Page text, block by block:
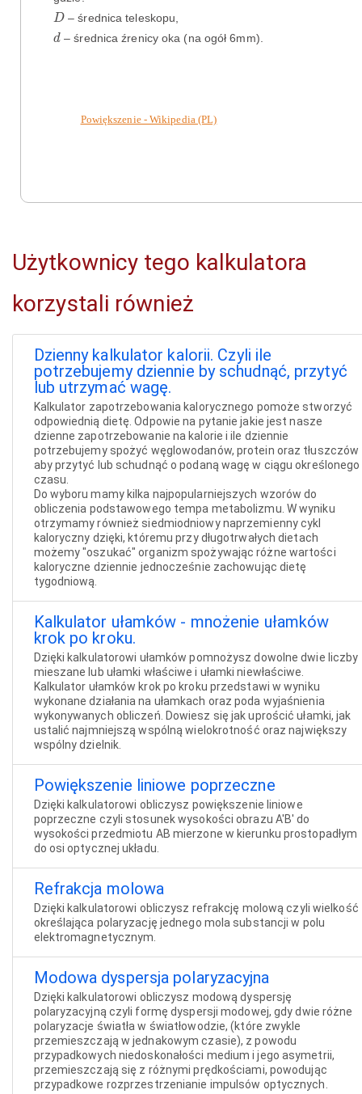
D
D – średnica teleskopu,
d
d – średnica źrenicy oka (na ogół 6mm).
Powiększenie - Wikipedia (PL)
Użytkownicy tego kalkulatora
korzystali również
Dzienny kalkulator kalorii. Czyli ile
potrzebujemy dziennie by schudnąć, przytyć
lub utrzymać wagę.
Kalkulator zapotrzebowania kalorycznego pomoże stworzyć
odpowiednią dietę. Odpowie na pytanie jakie jest nasze
dzienne zapotrzebowanie na kalorie i ile dziennie
potrzebujemy spożyć węglowodanów, protein oraz tłuszczów
aby przytyć lub schudnąć o podaną wagę w ciągu określonego
czasu.
Do wyboru mamy kilka najpopularniejszych wzorów do
obliczenia podstawowego tempa metabolizmu. W wyniku
otrzymamy również siedmiodniowy naprzemienny cykl
kaloryczny dzięki, któremu przy długotrwałych dietach
możemy "oszukać" organizm spożywając różne wartości
kaloryczne dziennie jednocześnie zachowując dietę
tygodniową.
Kalkulator ułamków - mnożenie ułamków
krok po kroku.
Dzięki kalkulatorowi ułamków pomnożysz dowolne dwie liczby
mieszane lub ułamki właściwe i ułamki niewłaściwe.
Kalkulator ułamków krok po kroku przedstawi w wyniku
wykonane działania na ułamkach oraz poda wyjaśnienia
wykonywanych obliczeń. Dowiesz się jak uprościć ułamki, jak
ustalić najmniejszą wspólną wielokrotność oraz największy
wspólny dzielnik.
Powiększenie liniowe poprzeczne
Dzięki kalkulatorowi obliczysz powiększenie liniowe
poprzeczne czyli stosunek wysokości obrazu A'B' do
wysokości przedmiotu AB mierzone w kierunku prostopadłym
do osi optycznej układu.
Refrakcja molowa
Dzięki kalkulatorowi obliczysz refrakcję molową czyli wielkość
określająca polaryzację jednego mola substancji w polu
elektromagnetycznym.
Modowa dyspersja polaryzacyjna
Dzięki kalkulatorowi obliczysz modową dyspersję
polaryzacyjną czyli formę dyspersji modowej, gdy dwie różne
polaryzacje światła w światłowodzie, (które zwykle
przemieszczają w jednakowym czasie), z powodu
przypadkowych niedoskonałości medium i jego asymetrii,
przemieszczają się z różnymi prędkościami, powodując
przypadkowe rozprzestrzenianie impulsów optycznych.